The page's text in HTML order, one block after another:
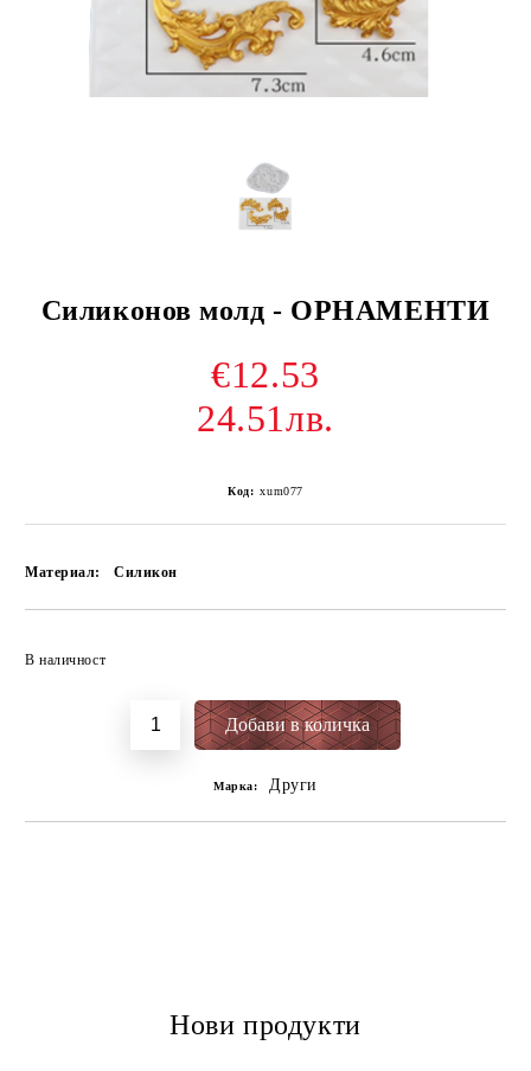
Силиконов молд - ОРНАМЕНТИ
€12.53
24.51лв.
Код: xum077
Материал: Силикон
В наличност
Марка: Други
Нови продукти